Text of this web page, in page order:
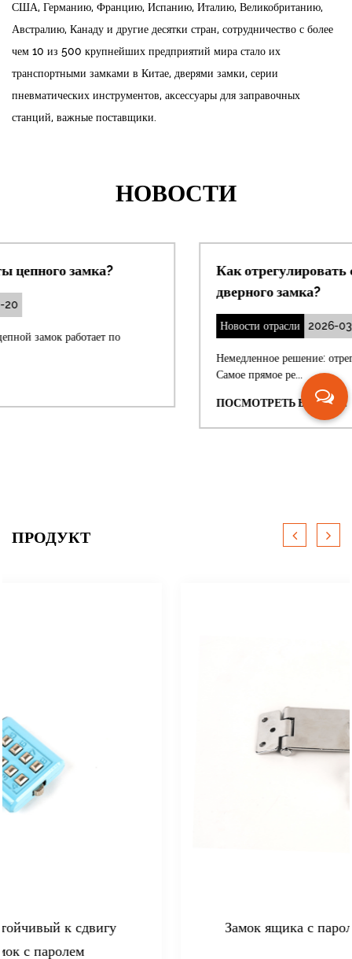
США, Германию, Францию, Испанию, Италию, Великобританию,
Австралию, Канаду и другие десятки стран, сотрудничество с более
чем 10 из 500 крупнейших предприятий мира стало их
транспортными замками в Китае, дверями замки, серии
пневматических инструментов, аксессуары для заправочных
станций, важные поставщики.
НОВОСТИ
Как отрегулировать смещенный засов
Немедленное решение: отрегулируйте ударную пластину.
ПОСМОТРЕТЬ БОЛЬШЕ
ПРОДУКТ
Замок ящика с паролем/дверной замок